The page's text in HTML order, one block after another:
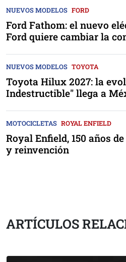
NUEVOS MODELOS FORD
Ford Fathom: el nuevo
Ford quiere cambiar la
NUEVOS MODELOS TOYOTA
Toyota Hilux 2027: la
Indestructible" llega a
MOTOCICLETAS ROYAL ENFIELD
Royal Enfield, 150 años
y reinvención
ARTÍCULOS